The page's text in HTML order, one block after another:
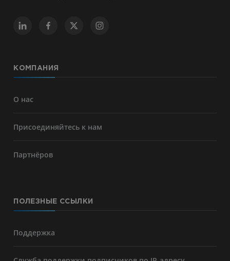
КОМПАНИЯ
О нас
Присоединяйтесь к нам
Партнёров
ПОЛЕЗНЫЕ ССЫЛКИ
Поддержка